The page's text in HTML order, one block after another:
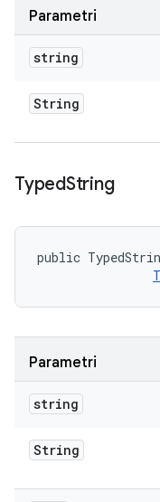
Parametri
string
String
TypedString
public
Parametri
string
String